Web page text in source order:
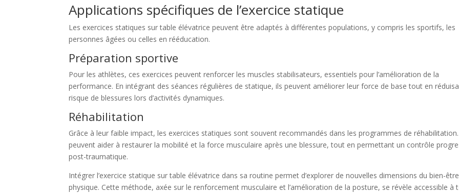
Applications spécifiques de l’exercice statique
Les exercices statiques sur table élévatrice peuvent être adaptés à différentes populations, y compris les sportifs, les
personnes âgées ou celles en rééducation.
Préparation sportive
Pour les athlètes, ces exercices peuvent renforcer les muscles stabilisateurs, essentiels pour l’amélioration de la
performance. En intégrant des séances régulières de statique, ils peuvent améliorer leur force de base tout en
risque de blessures lors d’activités dynamiques.
Réhabilitation
Grâce à leur faible impact, les exercices statiques sont souvent recommandés dans les programmes de
peuvent aider à restaurer la mobilité et la force musculaire après une blessure, tout en permettant un contrôle
post-traumatique.
Intégrer l’exercice statique sur table élévatrice dans sa routine permet d’explorer de nouvelles dimensions du bien-être
physique. Cette méthode, axée sur le renforcement musculaire et l’amélioration de la posture, se révèle accessible à